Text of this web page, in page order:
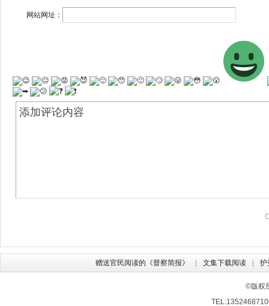
网站网址：
赠送官民阅读的《督察简报》 文集下载阅读 护
©版权